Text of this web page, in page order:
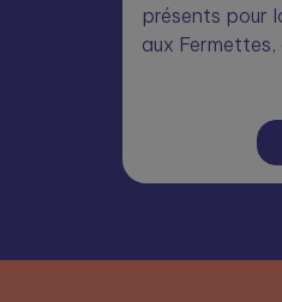
présents pour
aux